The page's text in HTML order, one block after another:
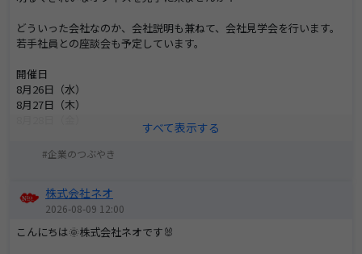
どういった会社なのか、会社説明も兼ねて、会社見学会を行います。
若手社員との座談会も予定しています。
開催日
8月26日（水）
8月27日（木）
下記よりご予約をお願いします^^
match.com/pages/company/imamura/internship.php?i=1590
企業のつぶやき
株式会社ネオ
2026-08-09 12:00
こんにちは🌞株式会社ネオです🐰